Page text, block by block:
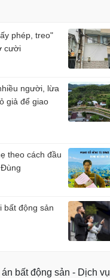
phép, treo"
cười
người, lừa
giả để giao
theo cách đầu
bất động sản
bất động sản - Dịch vụ